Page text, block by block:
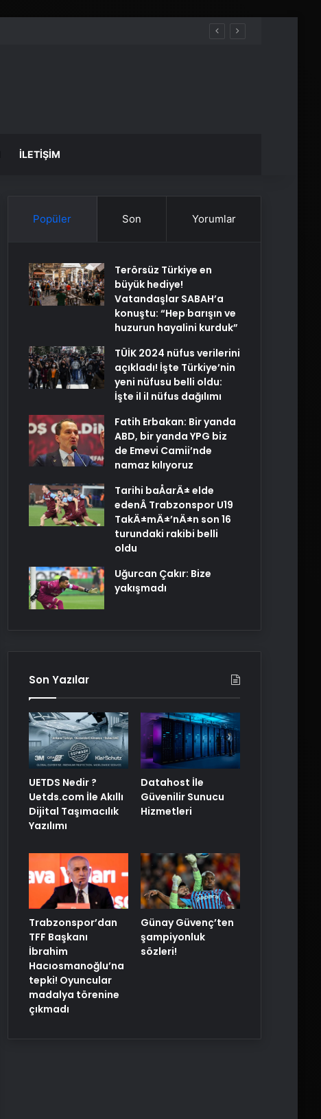
İLETIŞIM
Popüler Son Yorumlar
Terörsüz Türkiye en
büyük hediye!
Vatandaşlar SABAH’a
konuştu: “Hep barışın ve
huzurun hayalini kurduk”
TÜİK 2024 nüfus verilerini
açıkladı! İşte Türkiye’nin
yeni nüfusu belli oldu:
İşte il il nüfus dağılımı
Fatih Erbakan: Bir yanda
ABD, bir yanda YPG biz
de Emevi Camii’nde
namaz kılıyoruz
Tarihi baÅarÄ± elde
edenÂ Trabzonspor U19
TakÄ±mÄ±’nÄ±n son 16
turundaki rakibi belli
oldu
Uğurcan Çakır: Bize
yakışmadı
Son Yazılar
UETDS Nedir ?
Uetds.com İle Akıllı
Dijital Taşımacılık
Yazılımı
Datahost İle
Güvenilir Sunucu
Hizmetleri
Trabzonspor’dan
TFF Başkanı
İbrahim
Hacıosmanoğlu’na
tepki! Oyuncular
madalya törenine
çıkmadı
Günay Güvenç’ten
şampiyonluk
sözleri!